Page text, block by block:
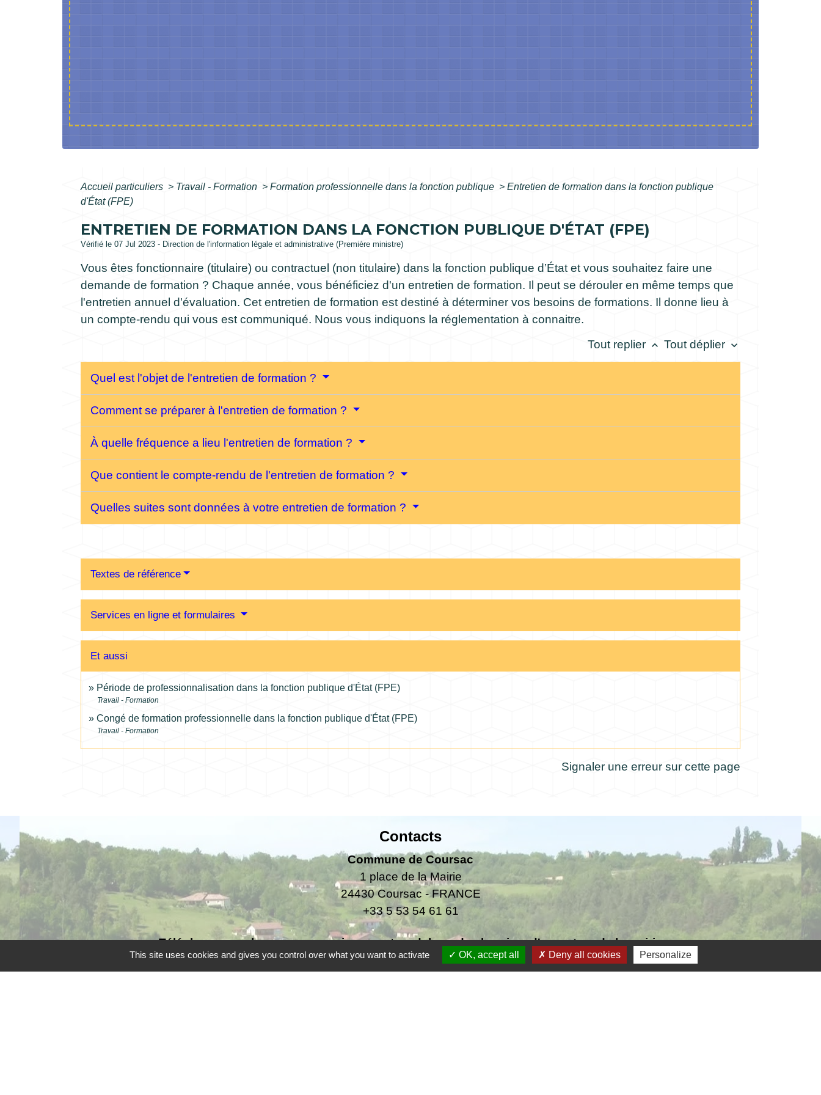
Accueil particuliers > Travail - Formation > Formation professionnelle dans la fonction publique > Entretien de formation dans la fonction publique
d'État (FPE)
ENTRETIEN DE FORMATION DANS LA FONCTION PUBLIQUE D'ÉTAT (FPE)
Vérifié le 07 Jul 2023 - Direction de l'information légale et administrative (Première ministre)
Vous êtes fonctionnaire (titulaire) ou contractuel (non titulaire) dans la fonction publique d’État et vous souhaitez faire une
demande de formation ? Chaque année, vous bénéficiez d'un entretien de formation. Il peut se dérouler en même temps que
l'entretien annuel d'évaluation. Cet entretien de formation est destiné à déterminer vos besoins de formations. Il donne lieu à
un compte-rendu qui vous est communiqué. Nous vous indiquons la réglementation à connaitre.
Tout replier keyboard_arrow_up Tout déplier keyboard_arrow_down
Quel est l'objet de l'entretien de formation ?
Comment se préparer à l'entretien de formation ?
À quelle fréquence a lieu l'entretien de formation ?
Que contient le compte-rendu de l'entretien de formation ?
Quelles suites sont données à votre entretien de formation ?
Textes de référence
Services en ligne et formulaires
Et aussi
Période de professionnalisation dans la fonction publique d'État (FPE)
Travail - Formation
Congé de formation professionnelle dans la fonction publique d'État (FPE)
Travail - Formation
Signaler une erreur sur cette page
Contacts
Commune de Coursac
1 place de la Mairie
24430 Coursac - FRANCE
+33 5 53 54 61 61
Téléphone pour les urgences uniquement en dehors des horaires d'ouverture de la mairie
06.25.42.48.37
This site uses cookies and gives you control over what you want to activate OK, accept all Deny all cookies Personalize